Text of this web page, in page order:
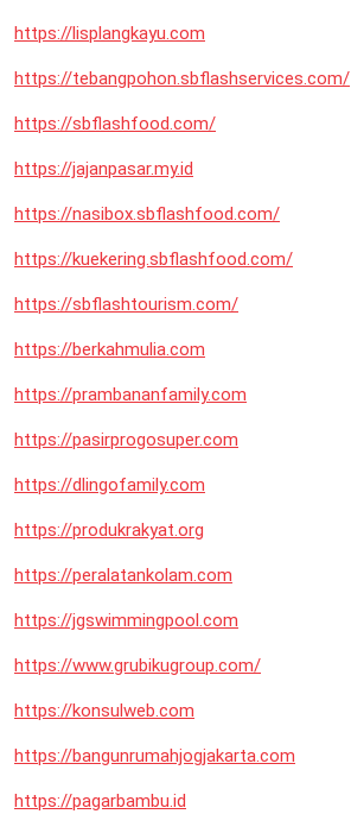
https://lisplangkayu.com
https://tebangpohon.sbflashservices.com/
https://sbflashfood.com/
https://jajanpasar.my.id
https://nasibox.sbflashfood.com/
https://kuekering.sbflashfood.com/
https://sbflashtourism.com/
https://berkahmulia.com
https://prambananfamily.com
https://pasirprogosuper.com
https://dlingofamily.com
https://produkrakyat.org
https://peralatankolam.com
https://jgswimmingpool.com
https://www.grubikugroup.com/
https://konsulweb.com
https://bangunrumahjogjakarta.com
https://pagarbambu.id